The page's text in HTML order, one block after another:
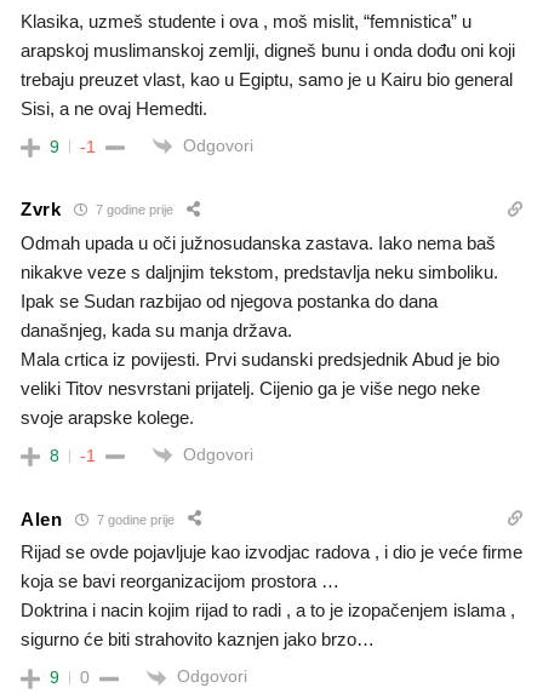
Klasika, uzmeš studente i ova , moš mislit, “femnistica” u
arapskoj muslimanskoj zemlji, digneš bunu i onda dođu oni koji
trebaju preuzet vlast, kao u Egiptu, samo je u Kairu bio general
Sisi, a ne ovaj Hemedti.
9 -1 Odgovori
Zvrk 7 godine prije
Odmah upada u oči južnosudanska zastava. Iako nema baš
nikakve veze s daljnjim tekstom, predstavlja neku simboliku.
Ipak se Sudan razbijao od njegova postanka do dana
današnjeg, kada su manja država.
Mala crtica iz povijesti. Prvi sudanski predsjednik Abud je bio
veliki Titov nesvrstani prijatelj. Cijenio ga je više nego neke
svoje arapske kolege.
8 -1 Odgovori
Alen 7 godine prije
Rijad se ovde pojavljuje kao izvodjac radova , i dio je veće firme
koja se bavi reorganizacijom prostora …
Doktrina i nacin kojim rijad to radi , a to je izopačenjem islama ,
sigurno će biti strahovito kaznjen jako brzo…
9 0 Odgovori